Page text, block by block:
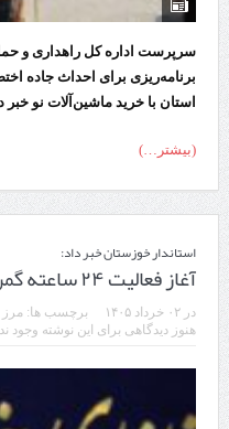
سرپرست اداره کل راهداری و
برنامه‌ریزی برای احداث جاده
استان با خرید ماشین‌آلات نو خبر
(بیشتر…)
استاندار خوزستان خبر داد:
آغاز فعالیت ۲۴ ساعته گمرک مرز شلمچه
در ۰۲ خرداد ۱۴۰۵ برچسب ها:
هنوز دیدگاهی برای این نوشته وجود